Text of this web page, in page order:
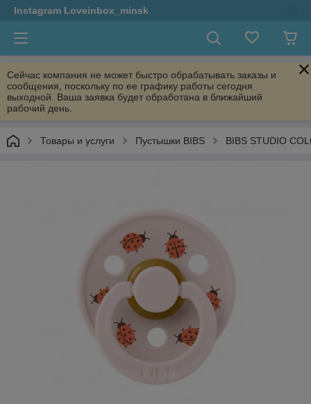
Instagram Loveinbox_minsk
Сейчас компания не может быстро обрабатывать заказы и
сообщения, поскольку по ее графику работы сегодня
выходной. Ваша заявка будет обработана в ближайший
рабочий день.
Товары и услуги Пустышки BIBS BIBS STUDIO